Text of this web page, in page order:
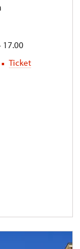
17.00
Ticket